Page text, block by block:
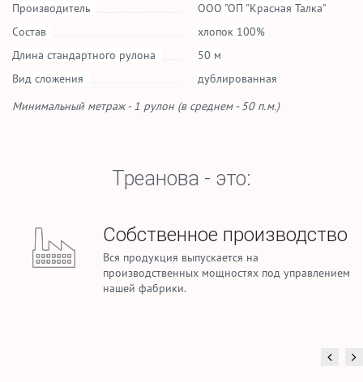
Производитель
ООО "ОП "Красная Талка"
Состав
хлопок 100%
Длина стандартного рулона
50 м
Вид сложения
дублированная
Минимальный метраж - 1 рулон (в среднем - 50 п.м.)
Треанова - это:
Собственное производство
Вся продукция выпускается на
производственных мощностях под управлением
нашей фабрики.